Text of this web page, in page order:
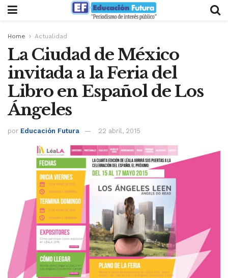
Home Actualidad
La Ciudad de México
invitada a la Feria del
Libro en Español de Los
Ángeles
por Educación Futura 22 abril, 2015